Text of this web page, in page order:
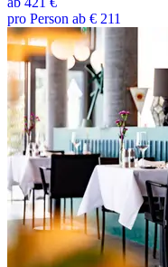
pro Person ab € 211